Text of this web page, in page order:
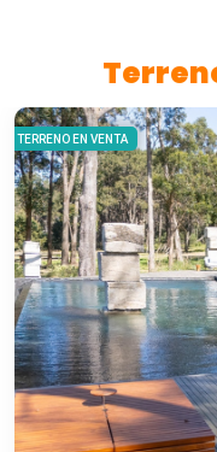
TERRENO EN VENTA